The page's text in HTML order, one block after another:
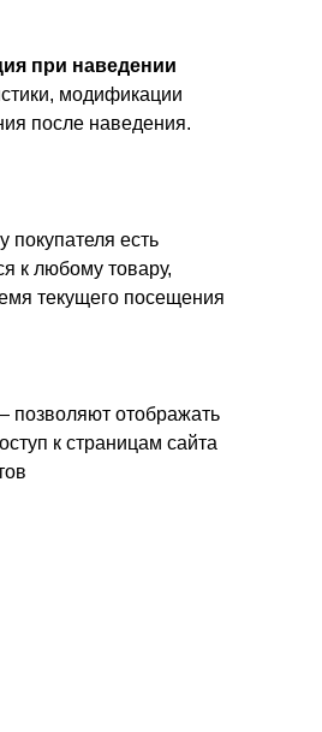
при наведении
модификации
после наведения.
покупателя есть
к любому товару,
текущего посещения
позволяют отображать
к страницам сайта